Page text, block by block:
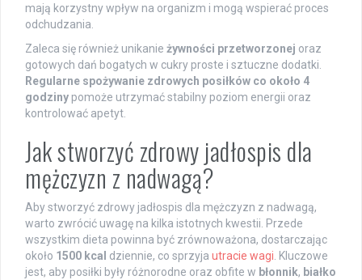
mają korzystny wpływ na organizm i mogą wspierać proces
odchudzania.
Zaleca się również unikanie żywności przetworzonej oraz
gotowych dań bogatych w cukry proste i sztuczne dodatki.
Regularne spożywanie zdrowych posiłków co około 4
godziny pomoże utrzymać stabilny poziom energii oraz
kontrolować apetyt.
Jak stworzyć zdrowy jadłospis dla
mężczyzn z nadwagą?
Aby stworzyć zdrowy jadłospis dla mężczyzn z nadwagą,
warto zwrócić uwagę na kilka istotnych kwestii. Przede
wszystkim dieta powinna być zrównoważona, dostarczając
około 1500 kcal dziennie, co sprzyja utracie wagi. Kluczowe
jest, aby posiłki były różnorodne oraz obfite w błonnik, białko